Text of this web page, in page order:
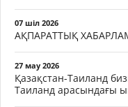
07 шіл 2026
АҚПАРАТТЫҚ
27 мау 2026
Қазақстан-Таиланд
Таиланд арасындағы